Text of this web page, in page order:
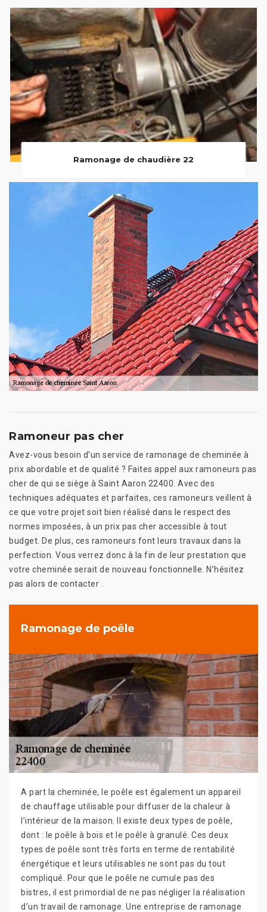
Ramonage de chaudière 22
Ramoneur pas cher
Avez-vous besoin d’un service de ramonage de cheminée à
prix abordable et de qualité ? Faites appel aux ramoneurs pas
cher de qui se siège à Saint Aaron 22400. Avec des
techniques adéquates et parfaites, ces ramoneurs veillent à
ce que votre projet soit bien réalisé dans le respect des
normes imposées, à un prix pas cher accessible à tout
budget. De plus, ces ramoneurs font leurs travaux dans la
perfection. Vous verrez donc à la fin de leur prestation que
votre cheminée serait de nouveau fonctionnelle. N’hésitez
pas alors de contacter .
Ramonage de poêle
A part la cheminée, le poêle est également un appareil
de chauffage utilisable pour diffuser de la chaleur à
l’intérieur de la maison. Il existe deux types de poêle,
dont : le poêle à bois et le poêle à granulé. Ces deux
types de poêle sont très forts en terme de rentabilité
énergétique et leurs utilisables ne sont pas du tout
compliqué. Pour que le poêle ne cumule pas des
bistres, il est primordial de ne pas négliger la réalisation
d’un travail de ramonage. Une entreprise de ramonage